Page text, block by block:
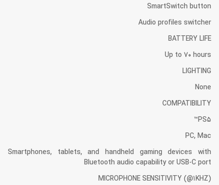
SmartSwitch button
Audio profiles switcher
BATTERY LIFE
Up to 70 hours
LIGHTING
None
COMPATIBILITY
PS5™
PC, Mac
Smartphones, tablets, and handheld gaming devices with
Bluetooth audio capability or USB-C port
MICROPHONE SENSITIVITY (@1KHZ)